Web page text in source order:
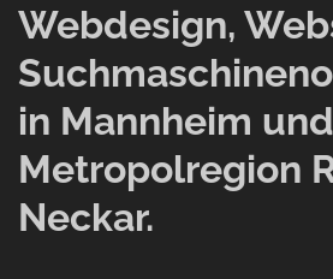
Webdesign,
in Mannheim
Metropolregion
Neckar.